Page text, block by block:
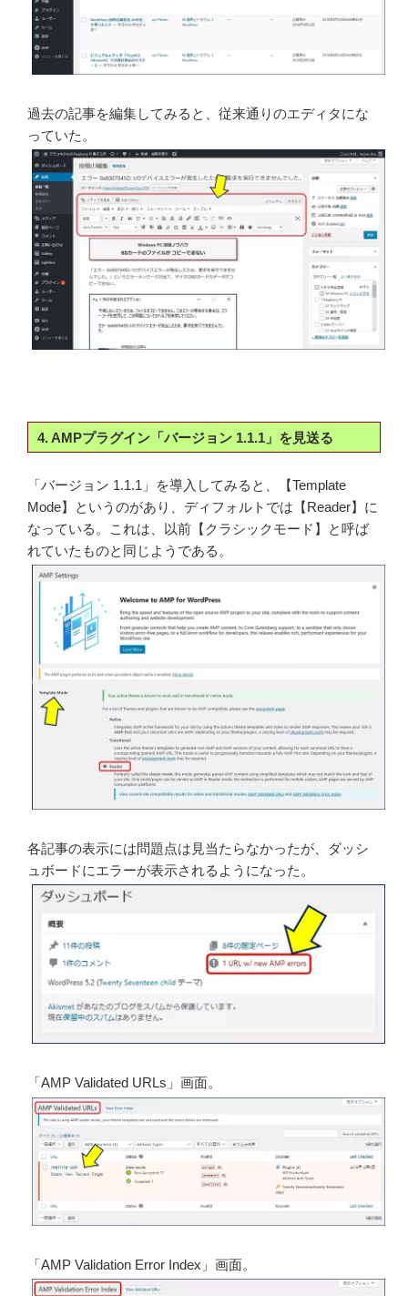
過去の記事を編集してみると、従来通りのエディタにな
っていた。
4. AMPプラグイン「バージョン 1.1.1」を見送る
「バージョン 1.1.1」を導入してみると、【Template
Mode】というのがあり、ディフォルトでは【Reader】に
なっている。これは、以前【クラシックモード】と呼ば
れていたものと同じようである。
各記事の表示には問題点は見当たらなかったが、ダッシ
ュボードにエラーが表示されるようになった。
「AMP Validated URLs」画面。
「AMP Validation Error Index」画面。